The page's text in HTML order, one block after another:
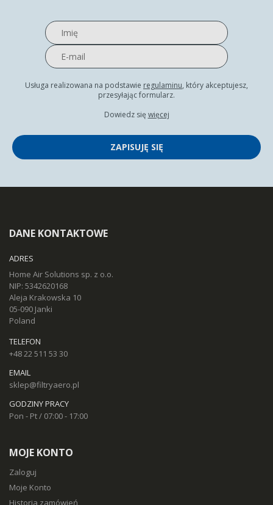
Usługa realizowana na podstawie regulaminu, który akceptujesz,
przesyłając formularz.
Dowiedz się więcej
ZAPISUJĘ SIĘ
DANE KONTAKTOWE
ADRES
Home Air Solutions sp. z o.o.
NIP: 5342620168
Aleja Krakowska 10
05-090 Janki
Poland
TELEFON
+48 22 511 53 30
EMAIL
sklep@filtryaero.pl
GODZINY PRACY
Pon - Pt / 07:00 - 17:00
MOJE KONTO
Zaloguj
Moje Konto
Historia zamówień